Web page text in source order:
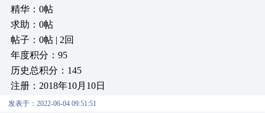
精华：0帖
求助：0帖
帖子：0帖 | 2回
年度积分：95
历史总积分：145
注册：2018年10月10日
发表于：2022-06-04 09:51:51